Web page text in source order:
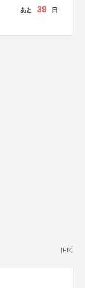
あと 39 日
[PR]